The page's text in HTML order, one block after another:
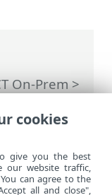
On-Prem>
SCCM 部署
cookies
give you the best
our website traffic,
can agree to the
all and close",